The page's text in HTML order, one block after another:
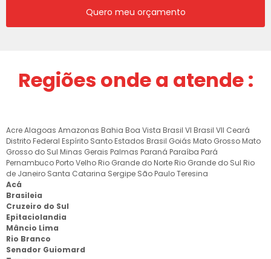
Quero meu orçamento
Regiões onde a atende :
AcreAlagoas Amazonas Bahia Boa Vista Brasil VI Brasil VII Ceará
Distrito Federal Espírito Santo Estados Brasil Goiás Mato Grosso Mato
Grosso do Sul Minas Gerais Palmas Paraná Paraíba Pará
Pernambuco Porto Velho Rio Grande do Norte Rio Grande do Sul Rio
de Janeiro Santa Catarina Sergipe São PauloTeresina
Acá
Brasileia
Cruzeiro do Sul
Epitaciolandia
Mâncio Lima
Rio Branco
Senador Guiomard